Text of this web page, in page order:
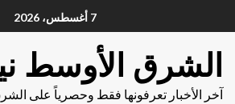
7 أغسطس، 2026
الشرق الأوسط
آخر الأخبار تعرفونها فقط وحصرياً على